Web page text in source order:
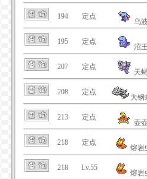
194 定点
乌
195 定点
沼
207 定点
天
208 定点
大钢
213 定点
壶
218 定点
熔岩
218 Lv.55
熔岩